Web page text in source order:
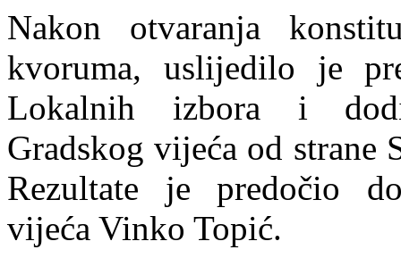
Nakon otvaranja
kvoruma, uslijedilo je
Lokalnih izbora i
Gradskog vijeća od strane
Rezultate je predočio
vijeća Vinko Topić.